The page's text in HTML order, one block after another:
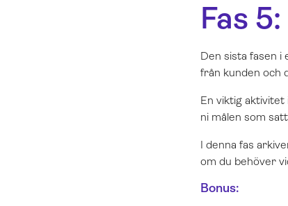
Fas
Den sista fasen i
från kunden och
En viktig
ni målen som
I denna fas
om du behöver
Bonus: